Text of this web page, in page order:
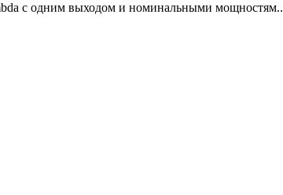
с одним выходом и номинальными мощностям..